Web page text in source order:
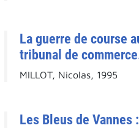
La guerre de course
tribunal de
MILLOT, Nicolas, 1995
Les Bleus de